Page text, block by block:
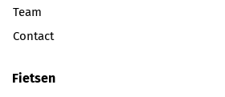
Team
Contact
Fietsen